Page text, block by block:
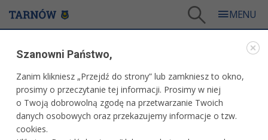
RONDO PRZEBUDOWANE
30.05.2025, 14:12
Szanowni Państwo,
Zanim klikniesz „Przejdź do strony” lub zamkniesz to okno,
prosimy o przeczytanie tej informacji. Prosimy w niej
o Twoją dobrowolną zgodę na przetwarzanie Twoich
danych osobowych oraz przekazujemy informacje o tzw.
cookies.